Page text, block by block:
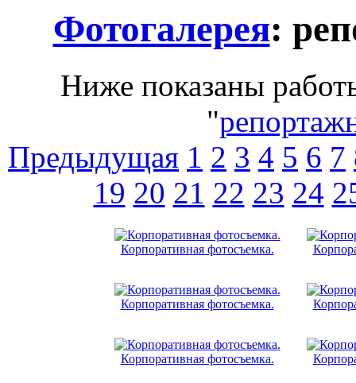
Фотогалерея:
Ниже показаны
"
Предыдущая 1 2 3 4 5 6 7
19 20 21 22 23 24
Корпоративная фотосъемка.
Корпоративная фотосъемка.
Корпоративная фотосъемка.